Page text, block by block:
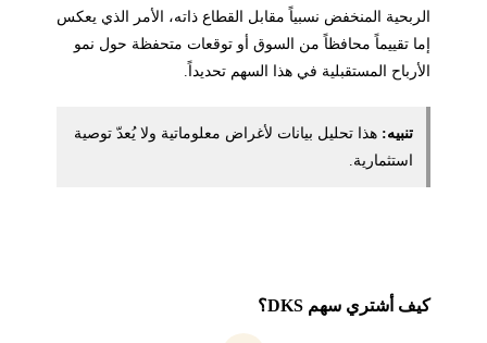
الربحية المنخفض نسبياً مقابل القطاع ذاته، الأمر الذي يعكس
إما تقييماً محافظاً من السوق أو توقعات متحفظة حول نمو
الأرباح المستقبلية في هذا السهم تحديداً.
تنبيه:هذا تحليل بيانات لأغراض معلوماتية ولا يُعدّ توصية
استثمارية.
كيف أشتري سهم DKS؟